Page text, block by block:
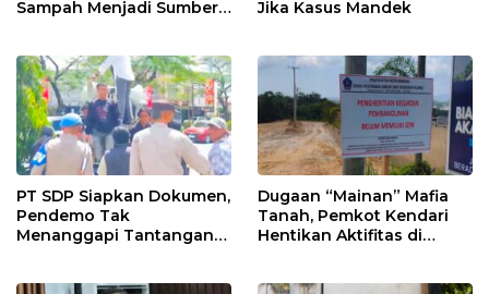
Sampah Menjadi Sumber
Jika Kasus Mandek
PT SDP Siapkan Dokumen,
Pendemo Tak
Menanggapi Tantangan
Dugaan “Mainan” Mafia
Tanah, Pemkot Kendari
Hentikan Aktifitas di